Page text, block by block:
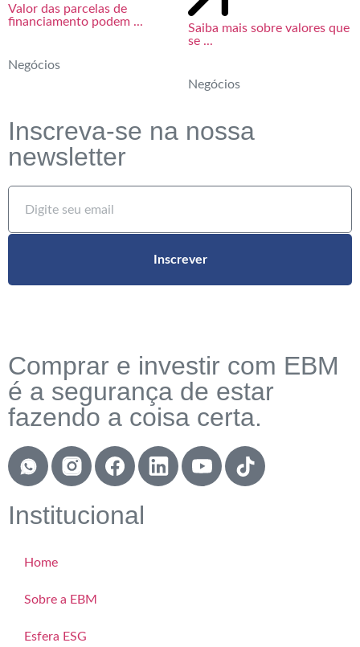
Valor das parcelas de
financiamento podem ...
Negócios
Saiba mais sobre valores que
se ...
Negócios
Inscreva-se na nossa
newsletter
Inscrever
Comprar e investir com EBM
é a segurança de estar
fazendo a coisa certa.
Institucional
Home
Sobre a EBM
Esfera ESG